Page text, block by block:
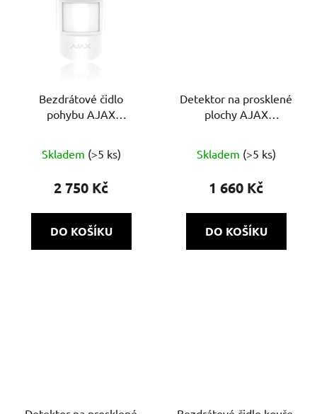
Bezdrátové čidlo
pohybu AJAX
hodnocení
produktu
5,0
z
Skladem (>5 ks)
2 750 Kč
DO KOŠÍKU
Detektor na prosklené
plochy AJAX
Skladem (>5 ks)
1 660 Kč
DO KOŠÍKU